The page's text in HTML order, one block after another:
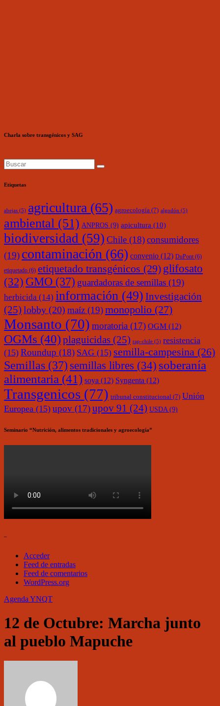
Charla sobre transgénicos y SAG
Etiquetas
abejas (5) agricultura (65) agroecología (7) algodón (5)
ambiental (51) ANPROS (9) apicultura (10)
biodiversidad (59) Chile (18)consumidores
(19) contaminación (66) convenio (12) DuPont (6)
etiquetado (6) etiquetado transgénicos (29) glifosato
(32) GMO (37) guardadoras de semillas (19)
herbicida (14) información (49) Investigación
(25) lobby (20) maíz (19)monopolio (27)
Monsanto (70) moratoria (17) OGM (12)
OGMs (40)plaguicidas (25) rap-chile (5) resistencia
(15) Roundup (18) SAG (15) semilla-campesina (26)
Semillas (37) semillas libres (34) soberanía
alimentaria (41) soya (12) Syngenta (12)
Transgenicos (77) tribunal constitucional (7) Unión
Europea (15) upov (17)upov 91 (24) USDA (9)
Seminario “Nutrición, alimentos tradicionales y agroecología”
–
Acceder
Feed de entradas
Feed de comentarios
WordPress.org
Agenda YNQT
12 de Octubre: Marcha junto
al pueblo Mapuche